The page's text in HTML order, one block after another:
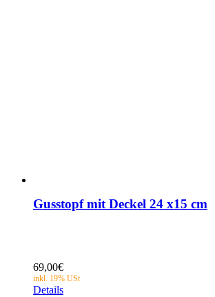
Gusstopf mit Deckel 24 x15 cm
69,00€
Details